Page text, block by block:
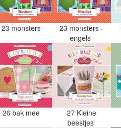
23 monsters
23 monsters -
engels
26 bak mee
27 Kleine
beestjes